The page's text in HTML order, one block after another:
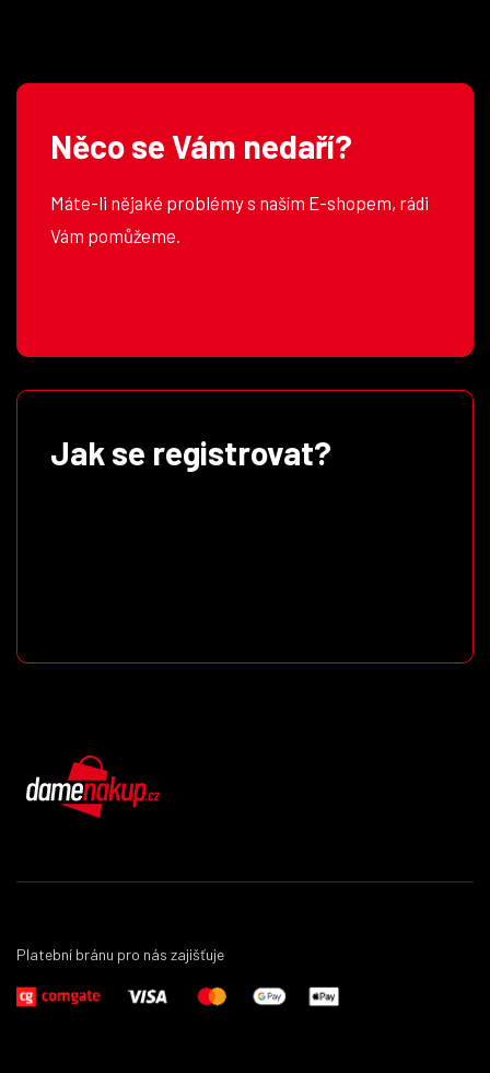
Něco se Vám nedaří?
Máte-li nějaké problémy s naším E-shopem, rádi
Vám pomůžeme.
Jak se registrovat?
Platební bránu pro nás zajišťuje